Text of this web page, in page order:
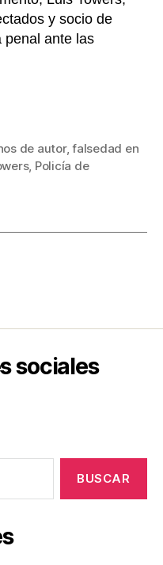
y socio de
penal ante las
de autor,falsedad en
, Policía de
sociales